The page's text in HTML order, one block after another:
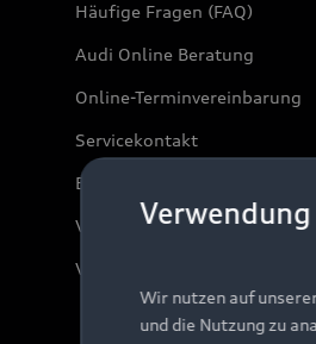
Häufige Fragen (FAQ)
Audi Online Beratung
Online-Terminvereinbarung
Servicekontakt
Bordbuch &
Verträge kündigen
Vertrag widerrufen
Wir nutzen auf
und die Nutzung zu